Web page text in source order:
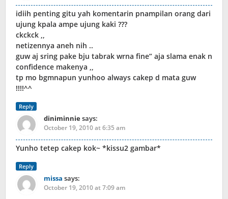
idiih penting gitu yah komentarin pnampilan orang dari
ujung kpala ampe ujung kaki ???
ckckck ,,
netizennya aneh nih ..
guw aj sring pake bju tabrak wrna fine” aja slama enak n
confidence makenya ,,
tp mo bgmnapun yunhoo always cakep d mata guw
!!!!^^
Reply
diniminniesays:
October 19, 2010 at 6:35 am
Yunho tetep cakep kok~ *kissu2 gambar*
Reply
missa says:
October 19, 2010 at 7:09 am